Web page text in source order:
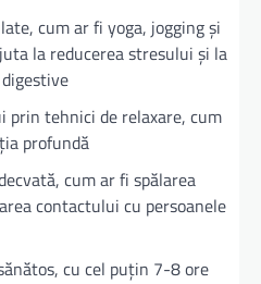
cum ar fi yoga, jogging și
la reducerea stresului și la
prin tehnici de relaxare, cum
profundă
cum ar fi spălarea
contactului cu persoanele
cu cel puțin 7-8 ore